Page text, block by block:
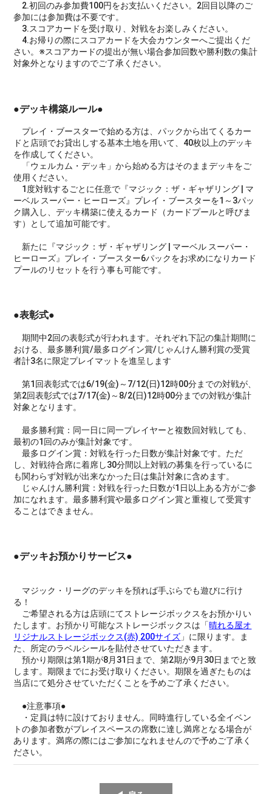
2.初回のみ参加費100円をお支払いください。2回目以降のご
参加には参加費は不要です。
3.スコアカードを受け取り、対戦をお楽しみください。
4.お帰りの際にスコアカードを大会カウンターへご提出くだ
さい。※スコアカードの提出が無い場合参加回数や勝利数の集計
対象外となりますのでご了承ください。
●デッキ構築ルール●
プレイ・ブースターで始める方は、パックから出てくるカー
ドと店頭でお貸出しする基本土地を用いて、40枚以上のデッキ
を作成してください。
「ウェルカム・デッキ」から始める方はそのままデッキをご
使用ください。
1度対戦するごとに任意で『マジック：ザ・ギャザリング | マ
ーベル スーパー・ヒーローズ』プレイ・ブースターを1～3パッ
ク購入し、デッキ構築に使えるカード（カードプールと呼びま
す）として追加可能です。
新たに『マジック：ザ・ギャザリング | マーベル スーパー・
ヒーローズ』プレイ・ブースター6パックをお求めになりカード
プールのリセットを行う事も可能です。
●表彰式●
期間中2回の表彰式が行われます。それぞれ下記の集計期間に
おける、最多勝利賞/最多ログイン賞/じゃんけん勝利賞の受賞
者計3名に限定プレイマットを進呈します
第1回表彰式では6/19(金)～7/12(日)12時00分までの対戦が、
第2回表彰式では7/17(金)～8/2(日)12時00分までの対戦が集計
対象となります。
最多勝利賞：同一日に同一プレイヤーと複数回対戦しても、
最初の1回のみが集計対象です。
最多ログイン賞：対戦を行った日数が集計対象です。ただ
し、対戦待合席に着席し30分間以上対戦の募集を行っているに
も関わらず対戦が出来なかった日は集計対象に含めます。
じゃんけん勝利賞：対戦を行った日数が1日以上ある方がご参
加になれます。最多勝利賞や最多ログイン賞と重複して受賞す
ることはできません。
●デッキお預かりサービス●
マジック・リーグのデッキを預れば手ぶらでも遊びに行け
る！
ご希望される方は店頭にてストレージボックスをお預かりい
たします。お預かり可能なストレージボックスは「晴れる屋オ
リジナルストレージボックス(赤) 200サイズ 」に限ります。ま
た、所定のラベルシールを貼付させていただきます。
預かり期限は第1期が8月31日まで、第2期が9月30日までと致
します。期限までにお受け取りください。期限を過ぎたものは
当店にて処分させていただくことを予めご了承ください。
●注意事項●
・定員は特に設けておりません。同時進行している全イベン
トの参加者数がプレイスペースの席数に達し満席となる場合が
あります。満席の際にはご参加になれませんので予めご了承く
ださい。